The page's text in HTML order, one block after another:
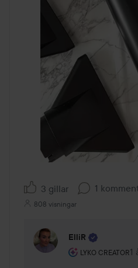
3 gillar 1
808 visningar
ElliR
LYKO CREATOR
Användarens roll:
1